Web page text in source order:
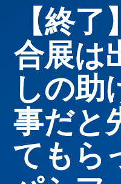
【終
合展は
しの助
事だと
てもら